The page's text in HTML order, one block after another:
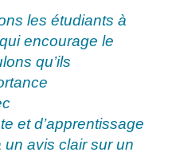
les étudiants à
encourage le
qu’ils
et d’apprentissage
un avis clair sur un